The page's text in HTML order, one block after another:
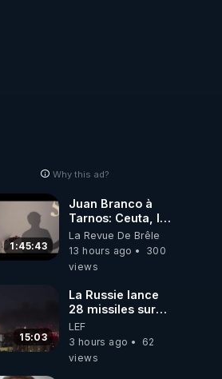
Why this ad?
1:45:43
Juan Branco à
Tarnos: Ceuta, le
narcotrafic et le
pouvoir en France
La Revue De Brêle
13 hours ago
300
views
15:03
La Russie lance
28 missiles sur
Kiev, l'attaque
révèle la faiblesse
de Kiev
LEF
3 hours ago
62
views